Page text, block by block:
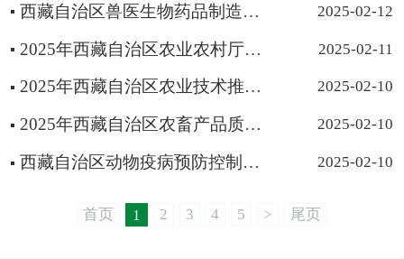
西藏自治区兽医生物药品制造厂2025年部门预算 2025-02-12
2025年西藏自治区农业农村厅驻格尔木农业综合行政执法队部门预算 2025-02-11
2025年西藏自治区农业技术推广服务中心部门预算 2025-02-10
2025年西藏自治区农畜产品质量安全检验检测中心部门预算 2025-02-10
西藏自治区动物疫病预防控制中心（西藏自治区畜牧总站） 2025年度部门（单位）预算 2025-02-10
首页 1 2 3 4 5 > 尾页